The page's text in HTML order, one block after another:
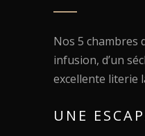
Nos 5 chambres
infusion, d’un
excellente literie
UNE